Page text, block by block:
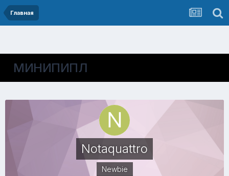
Главная
МИНИПИПЛ
Notaquattro
Newbie